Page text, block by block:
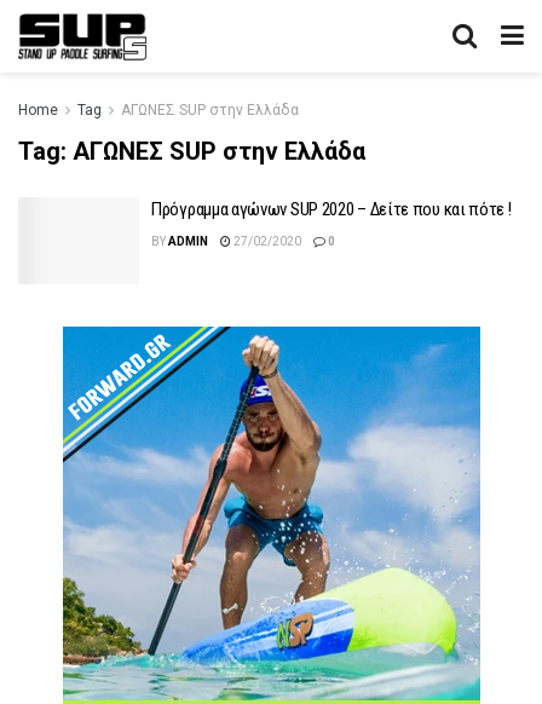
Home Tag ΑΓΩΝΕΣ SUP στην Ελλάδα
Tag: ΑΓΩΝΕΣ SUP στην Ελλάδα
Πρόγραμμα αγώνων SUP 2020 – Δείτε που και πότε !
BYADMIN 27/02/2020 0